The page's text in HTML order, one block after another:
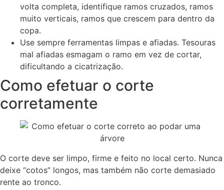
volta completa, identifique ramos cruzados, ramos
muito verticais, ramos que crescem para dentro da
copa.
Use sempre ferramentas limpas e afiadas. Tesouras
mal afiadas esmagam o ramo em vez de cortar,
dificultando a cicatrização.
Como efetuar o corte
corretamente
O corte deve ser limpo, firme e feito no local certo. Nunca
deixe “cotos” longos, mas também não corte demasiado
rente ao tronco.